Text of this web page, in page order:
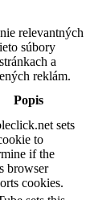
relevantných
súbory
a
reklám.
Popis
sets
to
if the
browser
cookies.